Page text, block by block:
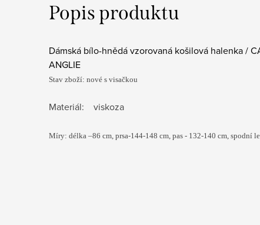
Popis produktu
Dámská bílo-hnědá vzorovaná košilová halenka /
ANGLIE
Stav zboží: nové s visačkou
Materiál: viskoza
Míry: délka –86 cm, prsa-144-148 cm, pas - 132-140 cm , spodní